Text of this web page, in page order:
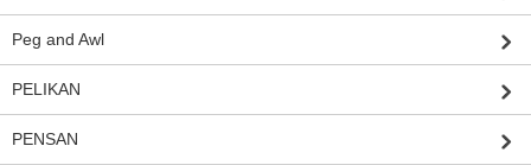
Peg and Awl
PELIKAN
PENSAN